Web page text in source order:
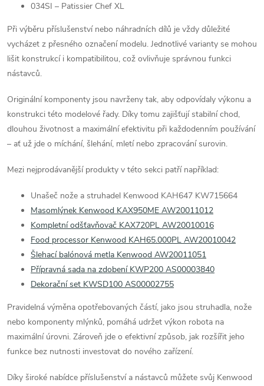
r
v
k
y
v
ý
p
034SI – Patissier Chef XL
Při výběru příslušenství nebo náhradních dílů je vždy důležité
vycházet z přesného označení modelu. Jednotlivé varianty se mohou
lišit konstrukcí i kompatibilitou, což ovlivňuje správnou funkci
nástavců.
Originální komponenty jsou navrženy tak, aby odpovídaly výkonu a
konstrukci této modelové řady. Díky tomu zajišťují stabilní chod,
dlouhou životnost a maximální efektivitu při každodenním používání
– ať už jde o míchání, šlehání, mletí nebo zpracování surovin.
Mezi nejprodávanější produkty v této sekci patří například:
Unašeč nože a struhadel Kenwood KAH647 KW715664
Masomlýnek Kenwood KAX950ME AW20011012
Kompletní odšťavňovač KAX720PL AW20010016
Food processor Kenwood KAH65.000PL AW20010042
Šlehací balónová metla Kenwood AW20011051
Přípravná sada na zdobení KWP200 AS00003840
Dekorační set KWSD100 AS00002755
Pravidelná výměna opotřebovaných částí, jako jsou struhadla, nože
nebo komponenty mlýnků, pomáhá udržet výkon robota na
maximální úrovni. Zároveň jde o efektivní způsob, jak rozšířit jeho
funkce bez nutnosti investovat do nového zařízení.
Díky široké nabídce příslušenství a nástavců můžete svůj Kenwood